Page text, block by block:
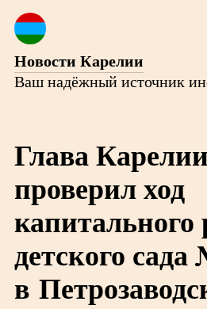
Новости Карелии
Ваш надёжный источник
Глава Карелии
проверил ход
капитального
детского
в